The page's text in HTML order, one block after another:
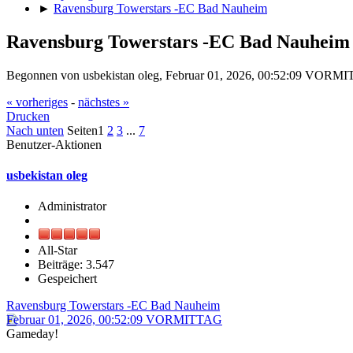
► Ravensburg Towerstars -EC Bad Nauheim
Ravensburg Towerstars -EC Bad Nauheim
Begonnen von usbekistan oleg, Februar 01, 2026, 00:52:09
« vorheriges - nächstes »
Drucken
Nach unten Seiten1 2 3 ... 7
Benutzer-Aktionen
usbekistan oleg
Administrator
All-Star
Beiträge: 3.547
Gespeichert
Ravensburg Towerstars -EC Bad Nauheim
Februar 01, 2026, 00:52:09 VORMITTAG
Gameday!